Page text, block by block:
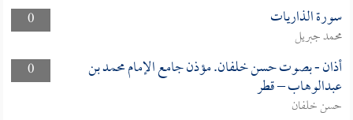
0
سورة الذاريات
محمد جبريل
0
أذان - بصوت حسن خلفان. مؤذن جامع الإمام محمد بن
عبدالوهاب – قطر
حسن خلفان